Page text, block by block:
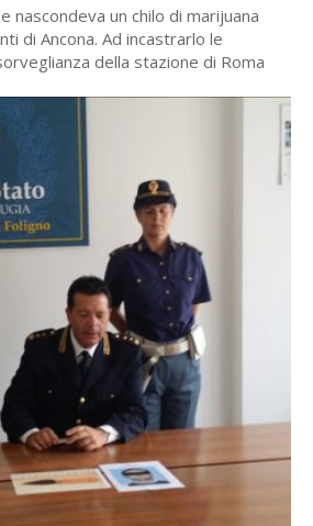
nascondeva un chilo di marijuana
di Ancona. Ad incastrarlo le
della stazione di Roma